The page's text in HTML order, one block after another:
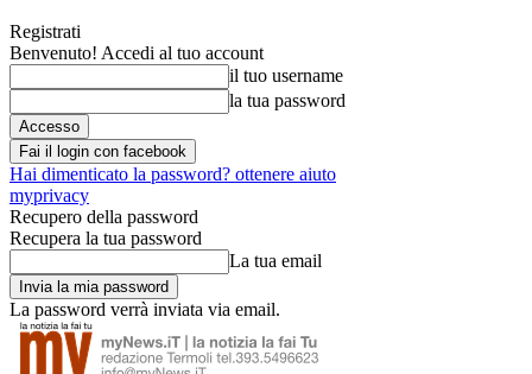
Registrati
Benvenuto! Accedi al tuo account
il tuo username
la tua password
Fai il login con facebook
Hai dimenticato la password? ottenere aiuto
myprivacy
Recupero della password
Recupera la tua password
La tua email
La password verrà inviata via email.